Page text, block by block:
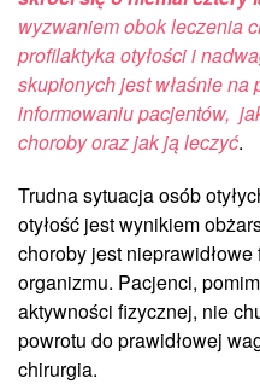
wyzwaniem obok leczenia
profilaktyka otyłości i
skupionych jest właśnie
informowaniu pacjentów,
choroby oraz jak ją leczyć.
Trudna sytuacja osób
otyłość jest wynikiem
choroby jest
organizmu. Pacjenci,
aktywności fizycznej, nie
powrotu do prawidłowej
chirurgia.